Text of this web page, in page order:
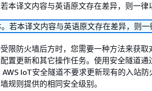
本译文内容与英语原文存在差异，则一律
若本译文内容与英语原文存在差异，则一
限防火墙后方时，您需要一种方法来获取
置更新和其它操作任务。使用安全隧道通
IoT安全隧道不要求更新现有的入站
规则提供的相同安全级别。